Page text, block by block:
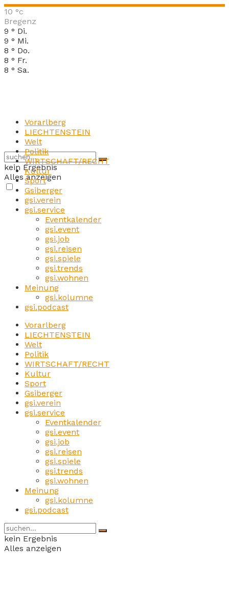
10 °c
Bregenz
9 ° Di.
9 ° Mi.
8 ° Do.
8 ° Fr.
8 ° Sa.
kein Ergebnis
Alles anzeigen
Vorarlberg
LIECHTENSTEIN
Welt
Politik
WIRTSCHAFT/RECHT
Kultur
Sport
Gsiberger
gsi.verein
gsi.service
Eventkalender
gsi.event
gsi.job
gsi.reisen
gsi.spiele
gsi.trends
gsi.wohnen
Meinung
gsi.kolumne
gsi.podcast
Vorarlberg
LIECHTENSTEIN
Welt
Politik
WIRTSCHAFT/RECHT
Kultur
Sport
Gsiberger
gsi.verein
gsi.service
Eventkalender
gsi.event
gsi.job
gsi.reisen
gsi.spiele
gsi.trends
gsi.wohnen
Meinung
gsi.kolumne
gsi.podcast
kein Ergebnis
Alles anzeigen